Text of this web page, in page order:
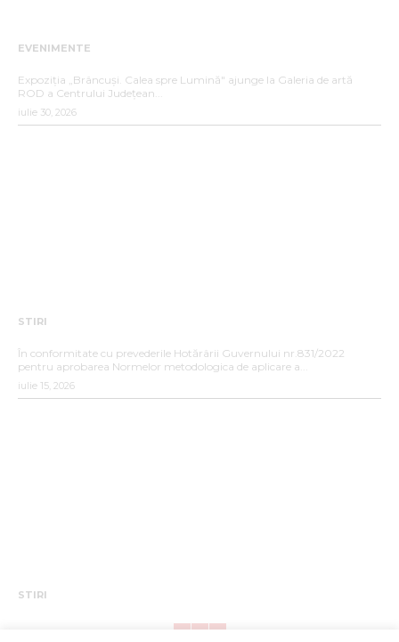
EVENIMENTE
Expoziția „Brâncuși. Calea spre Lumină" ajunge la Galeria de artă
ROD a Centrului Județean...
iulie 30, 2026
STIRI
În conformitate cu prevederile Hotărârii Guvernului nr.831/2022
pentru aprobarea Normelor metodologica de aplicare a...
iulie 15, 2026
STIRI